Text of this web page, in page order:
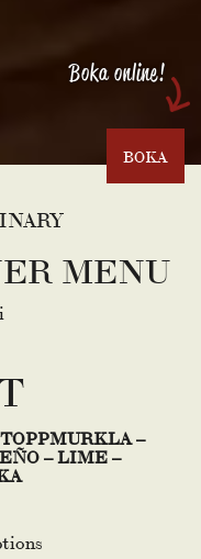
Boka online!
BOKA
MENU
–
– LIME –